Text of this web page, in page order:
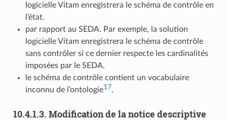
logicielle Vitam enregistrera le schéma de contrôle en
l’état.
par rapport au SEDA. Par exemple, la solution
logicielle Vitam enregistrera le schéma de contrôle
sans contrôler si ce dernier respecte les cardinalités
imposées par le SEDA.
le schéma de contrôle contient un vocabulaire
inconnu de l’ontologie17.
10.4.1.3. Modification de la notice descriptive